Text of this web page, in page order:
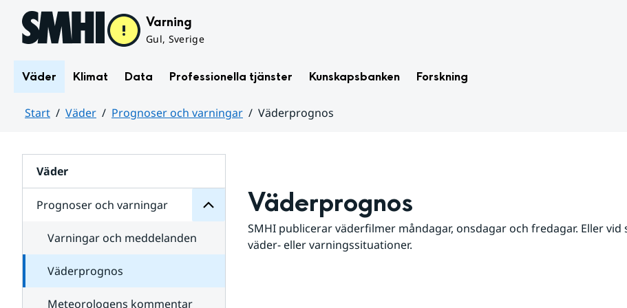
Hoppa till sidans innehåll Varning
Gul, Sverige
Väder Klimat Data Professionella tjänster Kunskapsbanken Forskning
Start Väder Prognoser och varningar
Väderprognos
Väder
Prognoser och varningar
för
varningar
Varningar och meddelanden
Väderprognos
Meteorologens kommentar
Väderprognos
SMHI publicerar väderfilmer måndagar, onsdagar och fredagar. Eller vid
väder- eller varningssituationer.